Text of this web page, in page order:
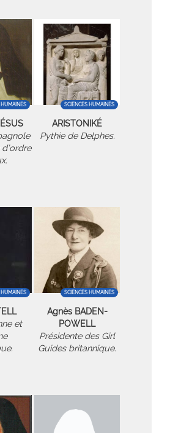
HUMAINES SCIENCES HUMAINES
ARISTONIKÉ
Pythie de Delphes.
HUMAINES
et
SCIENCES HUMAINES
Agnès BADEN-
POWELL
Présidente des Girl
Guides britannique.